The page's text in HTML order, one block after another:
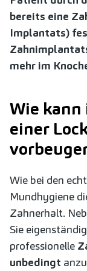
bereits eine
Implantats)
mehr im
Wie kann
einer
Wie bei den
Mundhygiene
Zahnerhalt.
Sie
professionelle
unbedingt